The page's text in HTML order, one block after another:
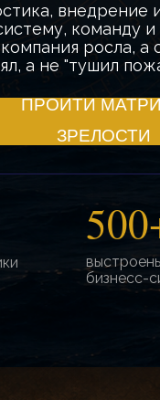
внедрение
команду
росла, а
а не "тушил
бизнесс-
ПРОЙТИ
ЗРЕЛОСТИ